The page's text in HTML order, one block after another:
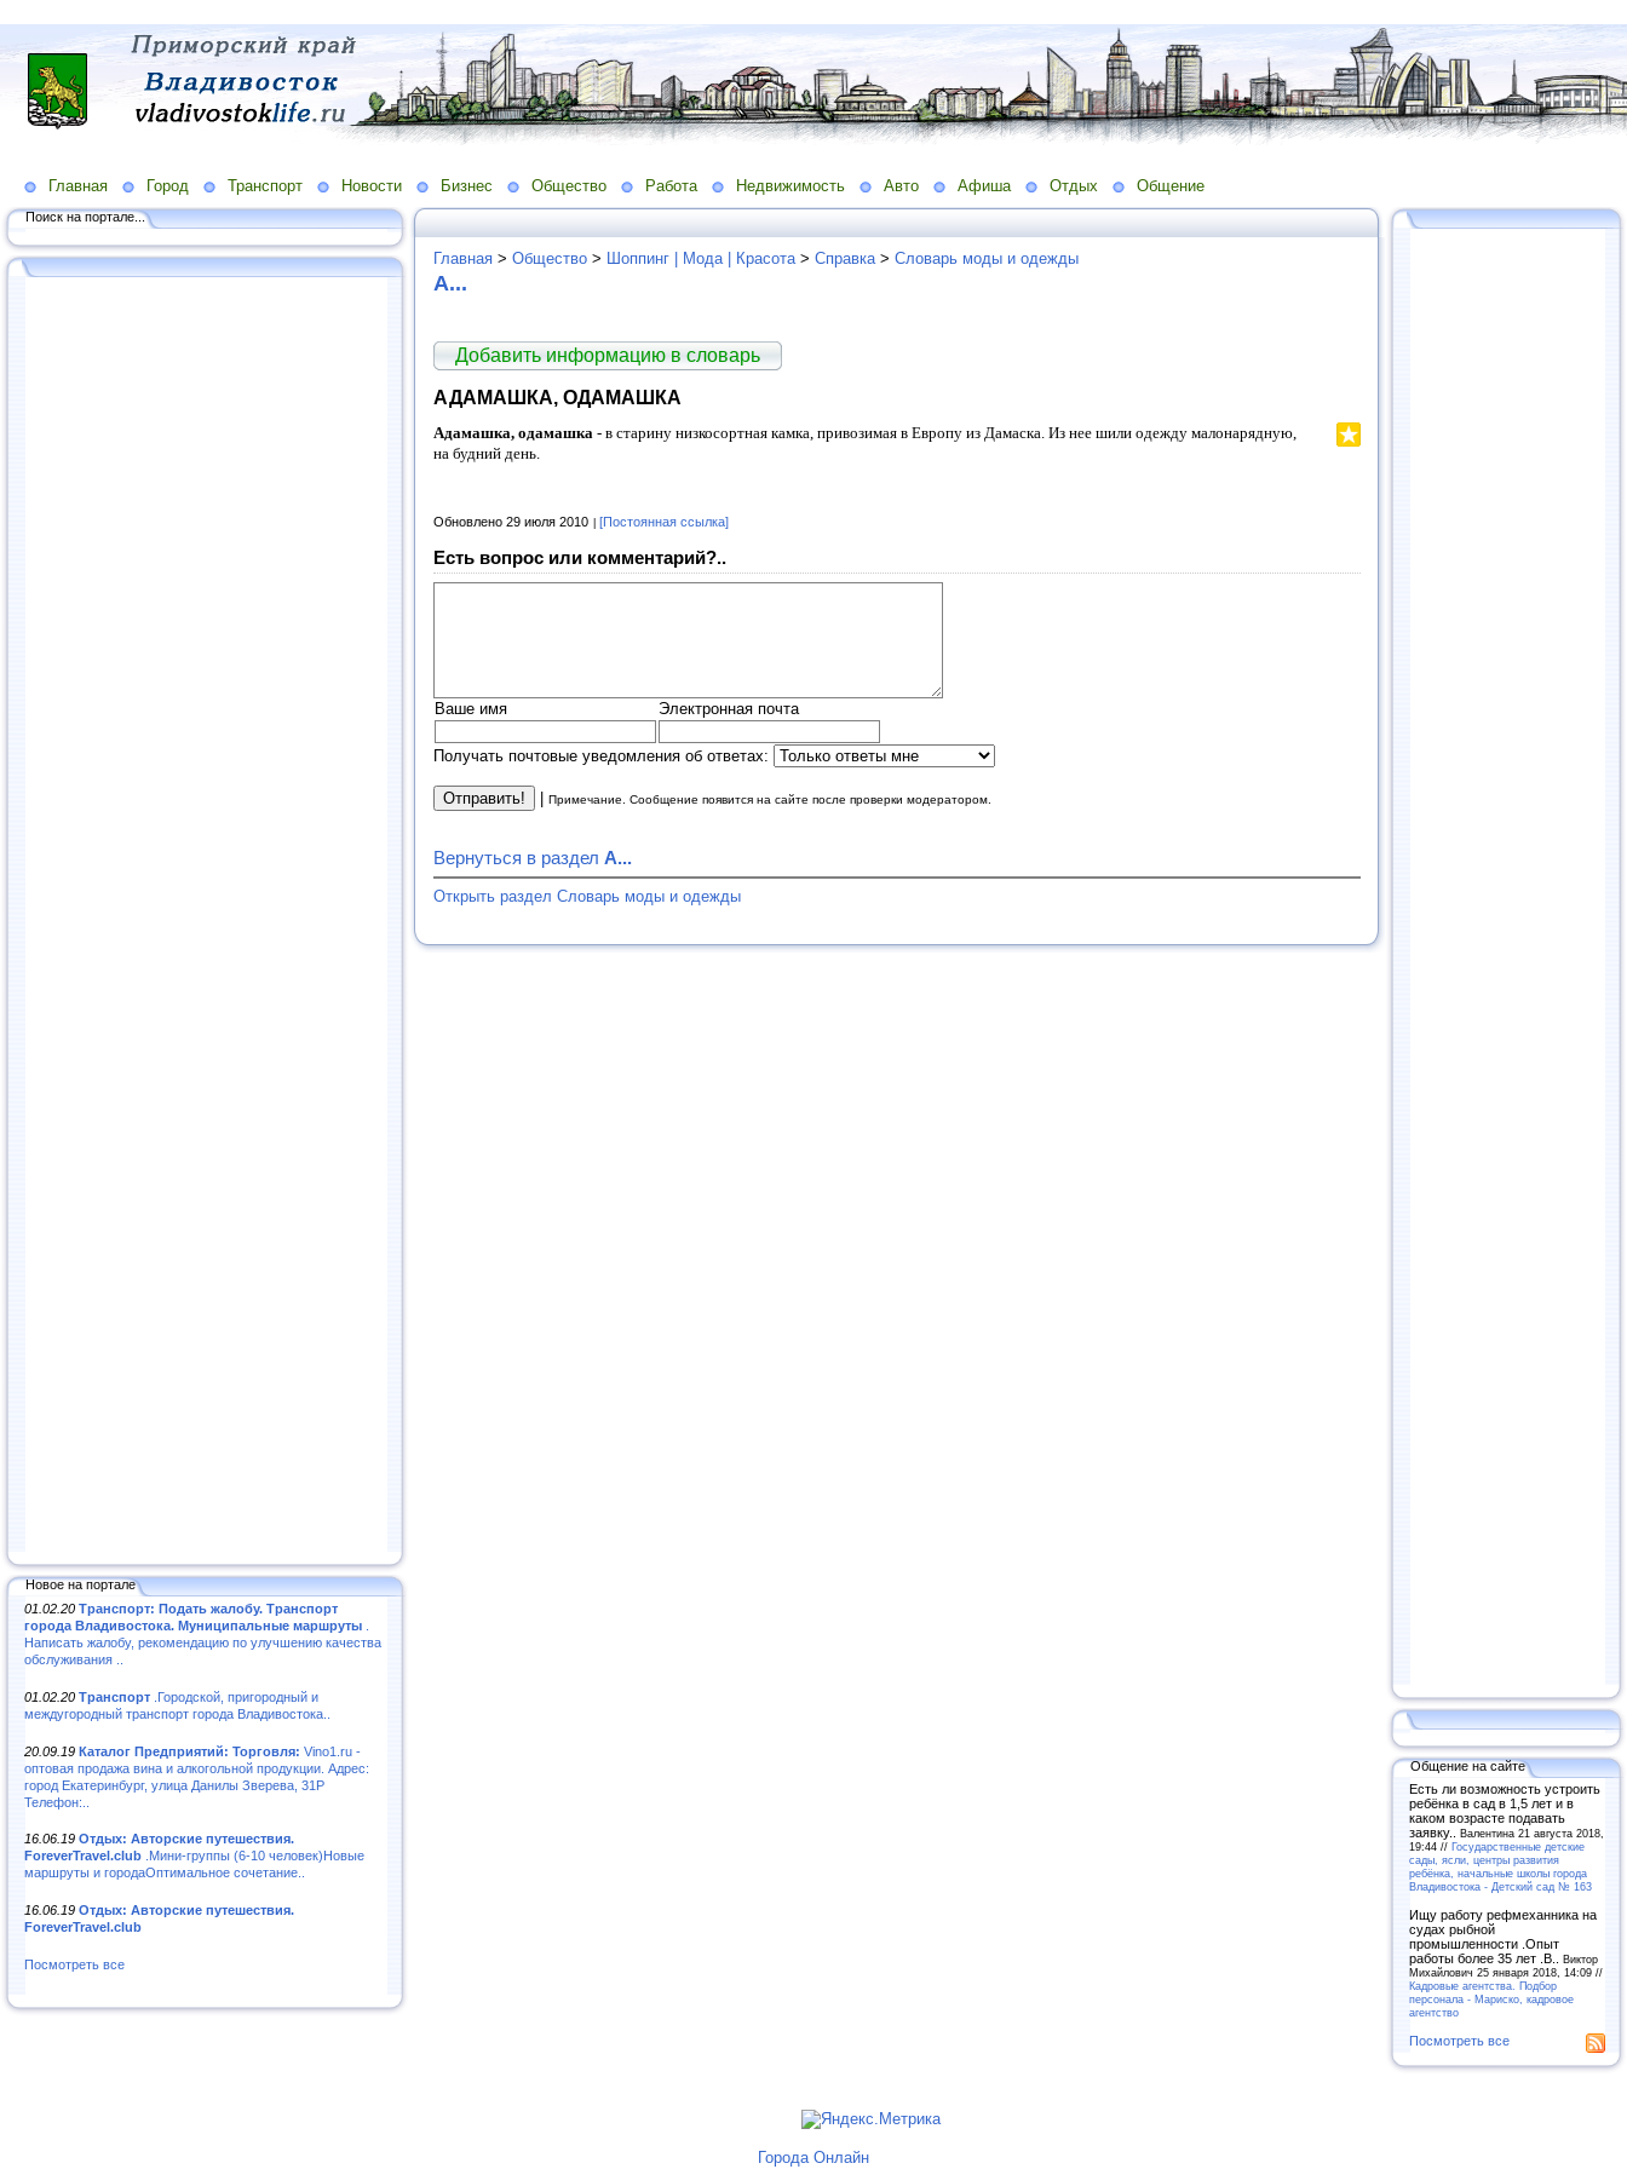
Главная Город Транспорт Новости Бизнес Общество Работа Недвижимость Авто Афиша Отдых Общение
Поиск на портале...
Новое на портале
01.02.20 Транспорт: Подать жалобу. Транспорт
города Владивостока. Муниципальные маршруты
Написать жалобу, рекомендацию по улучшению качества
обслуживания ..
01.02.20 Транспорт .Городской, пригородный и
междугородный транспорт города Владивостока..
20.09.19 Каталог Предприятий: Торговля: Vino1.ru -
оптовая продажа вина и алкогольной продукции. Адрес:
город Екатеринбург, улица Данилы Зверева, 31Р
Телефон:..
16.06.19 Отдых: Авторские путешествия.
ForeverTravel.club .Мини-группы (6-10 человек)Новые
маршруты и городаОптимальное сочетание..
16.06.19 Отдых: Авторские путешествия.
ForeverTravel.club
Посмотреть все
Главная > Общество > Шоппинг | Мода | Красота > Справка > Словарь моды и одежды
А...
Добавить информацию в словарь
АДАМАШКА, ОДАМАШКА
Адамашка, одамашка - в старину низкосортная камка, привозимая в Европу из Дамаска. Из нее шили одежду малонарядную,
на будний день.
Обновлено 29 июля 2010 [Постоянная ссылка]
Есть вопрос или комментарий?..
Ваше имя Электронная почта
Получать почтовые уведомления об ответах:
Примечание. Сообщение появится на сайте после проверки модератором.
Вернуться в раздел А...
Открыть раздел Словарь моды и одежды
Общение на сайте
Есть ли возможность устроить
ребёнка в сад в 1,5 лет и в
каком возрасте подавать
заявку.. Валентина 21 августа 2018,
19:44 // Государственные детские
сады, ясли, центры развития
ребёнка, начальные школы города
Владивостока - Детский сад № 163
Ищу работу рефмеханника на
судах рыбной
промышленности .Опыт
работы более 35 лет .В.. Виктор
Михайлович 25 января 2018, 14:09 //
Кадровые агентства. Подбор
персонала - Мариско, кадровое
агентство
Посмотреть все
Города Онлайн